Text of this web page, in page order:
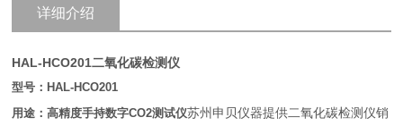
详细介绍
HAL-HCO201二氧化碳检测仪
型号：HAL-HCO201
用途：高精度手持数字CO2测试仪苏州申贝仪器提供二氧化碳检测仪销